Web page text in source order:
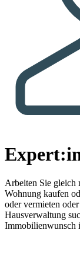
Arbeiten Sie gleich
Wohnung kaufen
oder vermieten
Hausverwaltung
Immobilienwunsch